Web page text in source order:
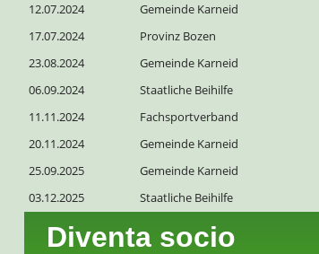
12.07.2024
Gemeinde Karneid
17.07.2024
Provinz Bozen
23.08.2024
Gemeinde Karneid
06.09.2024
Staatliche Beihilfe
11.11.2024
Fachsportverband
20.11.2024
Gemeinde Karneid
25.09.2025
Gemeinde Karneid
03.12.2025
Staatliche Beihilfe
Diventa socio